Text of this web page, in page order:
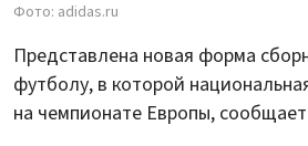
Фото: adidas.ru
Представлена новая форма
футболу, в которой
на чемпионате Европы, сообщает